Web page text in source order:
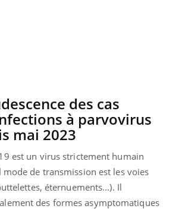
des cas
à parvovirus
mai 2023
est un virus strictement humain
de transmission est les voies
éternuements...). Il
des formes asymptomatiques